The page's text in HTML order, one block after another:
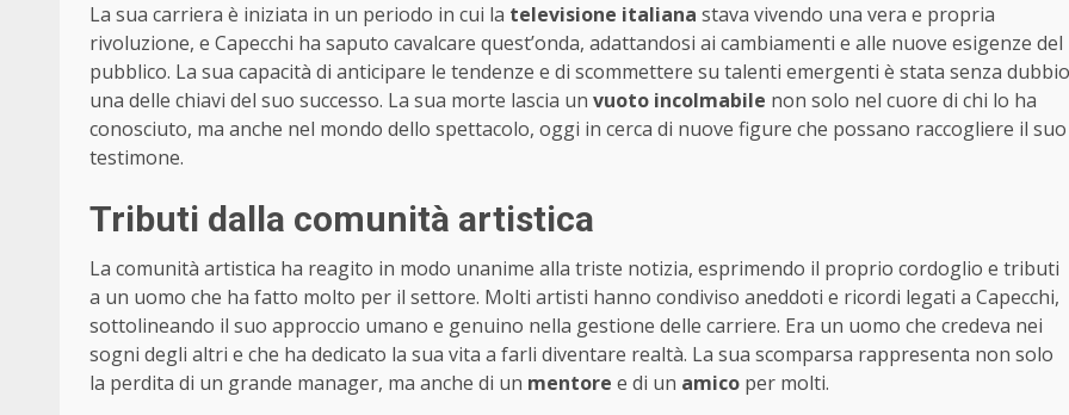
La sua carriera è iniziata in un periodo in cui la televisione italiana stava vivendo una vera e propria
rivoluzione, e Capecchi ha saputo cavalcare quest’onda, adattandosi ai cambiamenti e alle nuove esigenze del
pubblico. La sua capacità di anticipare le tendenze e di scommettere su talenti emergenti è stata senza dubbio
una delle chiavi del suo successo. La sua morte lascia un vuoto incolmabile non solo nel cuore di chi lo ha
conosciuto, ma anche nel mondo dello spettacolo, oggi in cerca di nuove figure che possano raccogliere il suo
testimone.
Tributi dalla comunità artistica
La comunità artistica ha reagito in modo unanime alla triste notizia, esprimendo il proprio cordoglio e tributi
a un uomo che ha fatto molto per il settore. Molti artisti hanno condiviso aneddoti e ricordi legati a Capecchi,
sottolineando il suo approccio umano e genuino nella gestione delle carriere. Era un uomo che credeva nei
sogni degli altri e che ha dedicato la sua vita a farli diventare realtà. La sua scomparsa rappresenta non solo
la perdita di un grande manager, ma anche di un mentore e di un amico per molti.